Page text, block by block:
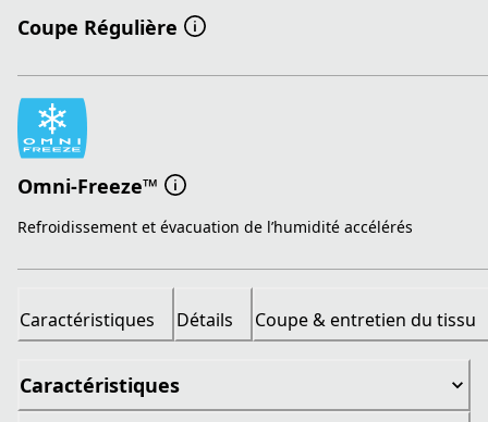
Coupe Régulière
Omni-Freeze™
Refroidissement et évacuation de l’humidité accélérés
Caractéristiques Détails Coupe & entretien du tissu
Caractéristiques